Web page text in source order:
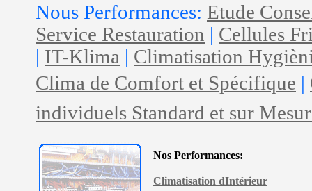
Nous Performances: Etude
Service Restauration | Cellules
| IT-Klima | Climatisation
Clima de Comfort et Spécifique |
individuels Standard et sur
Nos Performances:
Climatisation dIntérieur